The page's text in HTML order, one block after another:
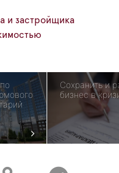
и застройщика
Сохранить и
бизнес в